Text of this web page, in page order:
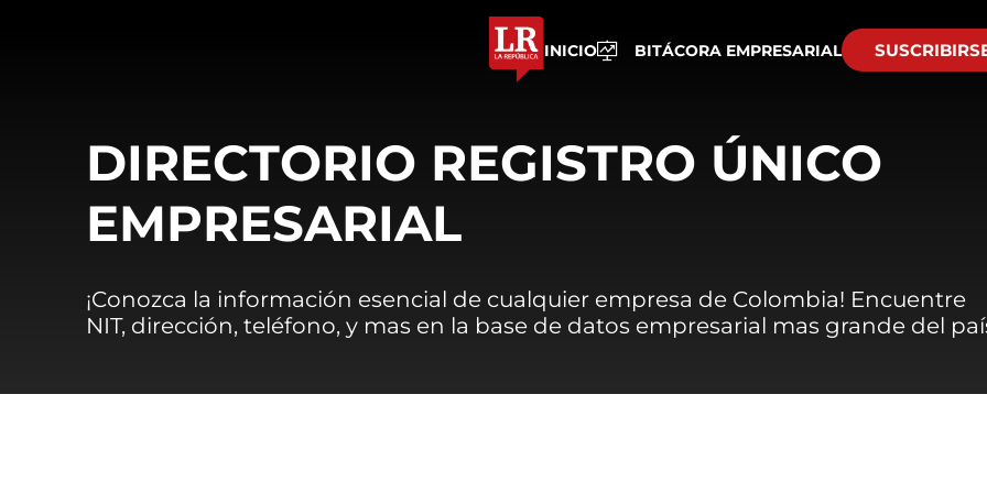
INICIO BITÁCORA EMPRESARIAL
DIRECTORIO REGISTRO ÚNICO
EMPRESARIAL
¡Conozca la información esencial de cualquier empresa de Colombia! Encuentre
NIT, dirección, teléfono, y mas en la base de datos empresarial mas grande del